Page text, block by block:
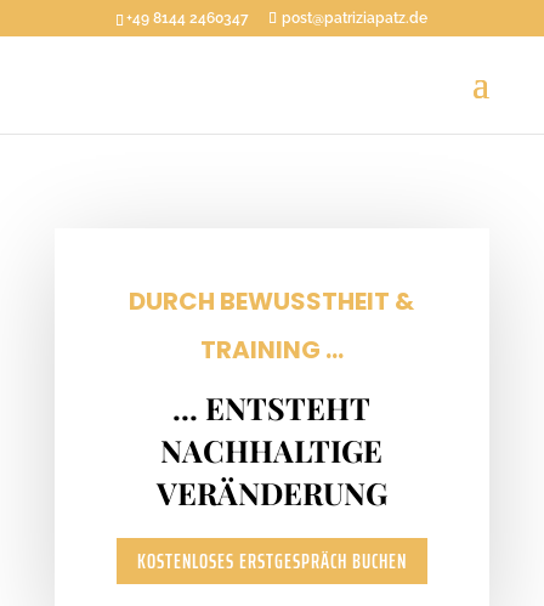
+49 8144 2460347 post@patriziapatz.de
DURCH BEWUSSTHEIT &
TRAINING ...
… ENTSTEHT
NACHHALTIGE
VERÄNDERUNG
KOSTENLOSES ERSTGESPRÄCH BUCHEN